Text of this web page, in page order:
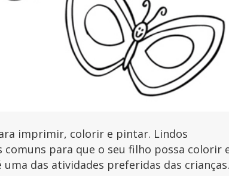
imprimir, colorir e pintar. Lindos
comuns para que o seu filho possa colorir
das atividades preferidas das crianças.